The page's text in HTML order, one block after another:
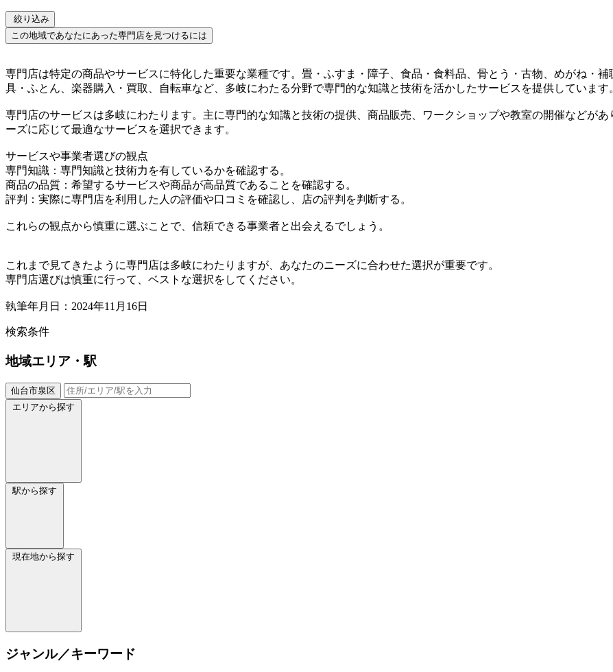
絞り込み
この地域であなたにあった専門店を見つけるには
専門店は特定の商品やサービスに特化した重要な業種です。畳・ふすま・障子、食品・食料品、骨とう・古物、めがね・
具・ふとん、楽器購入・買取、自転車など、多岐にわたる分野で専門的な知識と技術を活かしたサービスを提供しています
専門店のサービスは多岐にわたります。主に専門的な知識と技術の提供、商品販売、ワークショップや教室の開催などが
ーズに応じて最適なサービスを選択できます。
サービスや事業者選びの観点
専門知識：専門知識と技術力を有しているかを確認する。
商品の品質：希望するサービスや商品が高品質であることを確認する。
評判：実際に専門店を利用した人の評価や口コミを確認し、店の評判を判断する。
これらの観点から慎重に選ぶことで、信頼できる事業者と出会えるでしょう。
これまで見てきたように専門店は多岐にわたりますが、あなたのニーズに合わせた選択が重要です。
専門店選びは慎重に行って、ベストな選択をしてください。
執筆年月日：2024年11月16日
検索条件
地域エリア・駅
仙台市泉区
エリアから探す
駅から探す
現在地から探す
ジャンル／キーワード